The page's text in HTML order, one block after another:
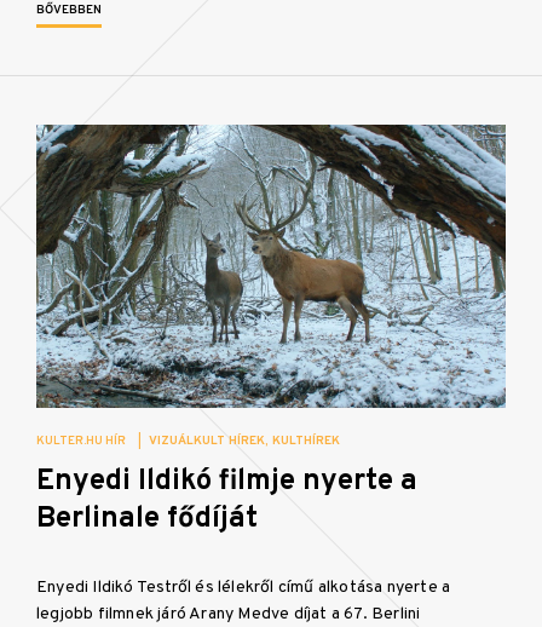
BŐVEBBEN
KULTER.HU HÍR VIZUÁLKULT HÍREK KULTHÍREK
Enyedi Ildikó filmje nyerte a
Berlinale fődíját
Enyedi Ildikó Testről és lélekről című alkotása nyerte a
legjobb filmnek járó Arany Medve díjat a 67. Berlini